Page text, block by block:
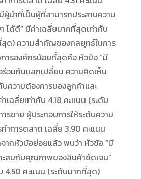
นำที่เป็นผู้ที่สามารถประสานความ
ได้ดี” มีค่าเฉลี่ยมากที่สุดเท่ากับ
สุด) ความสำคัญของกลยุทธ์ในการ
ารองค์กรน้อยที่สุดคือ หัวข้อ “มี
วมกันแลกเปลี่ยน ความคิดเห็น
บความต้องการของลูกค้าและ
เฉลี่ยเท่ากับ 4.18 คะแนน (ระดับ
รขาย ผู้ประกอบการให้ระดับความ
การตลาด เฉลี่ย 3.90 คะแนน
ากหัวข้อย่อยแล้ว พบว่า หัวข้อ “มี
ะสมกับคุณภาพของสินค้าชัดเจน”
4.50 คะแนน (ระดับมากที่สุด)